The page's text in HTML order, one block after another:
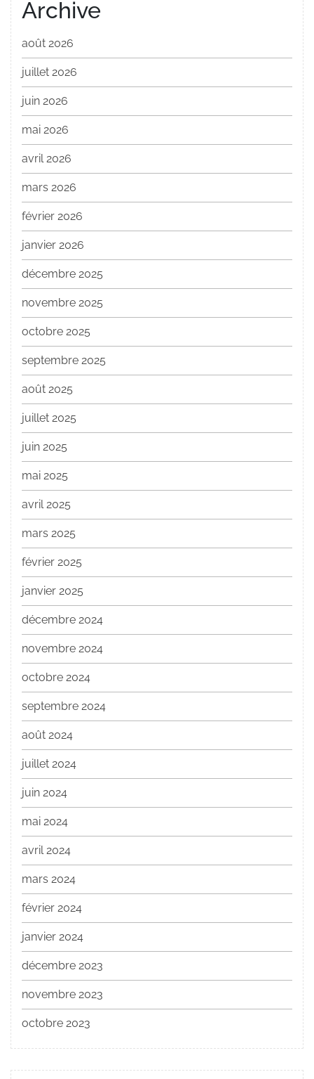
Archive
août 2026
juillet 2026
juin 2026
mai 2026
avril 2026
mars 2026
février 2026
janvier 2026
décembre 2025
novembre 2025
octobre 2025
septembre 2025
août 2025
juillet 2025
juin 2025
mai 2025
avril 2025
mars 2025
février 2025
janvier 2025
décembre 2024
novembre 2024
octobre 2024
septembre 2024
août 2024
juillet 2024
juin 2024
mai 2024
avril 2024
mars 2024
février 2024
janvier 2024
décembre 2023
novembre 2023
octobre 2023